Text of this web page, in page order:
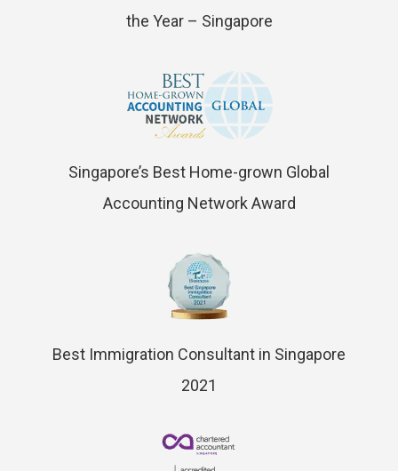
the Year – Singapore
Singapore’s Best Home-grown Global
Accounting Network Award
Best Immigration Consultant in Singapore
2021